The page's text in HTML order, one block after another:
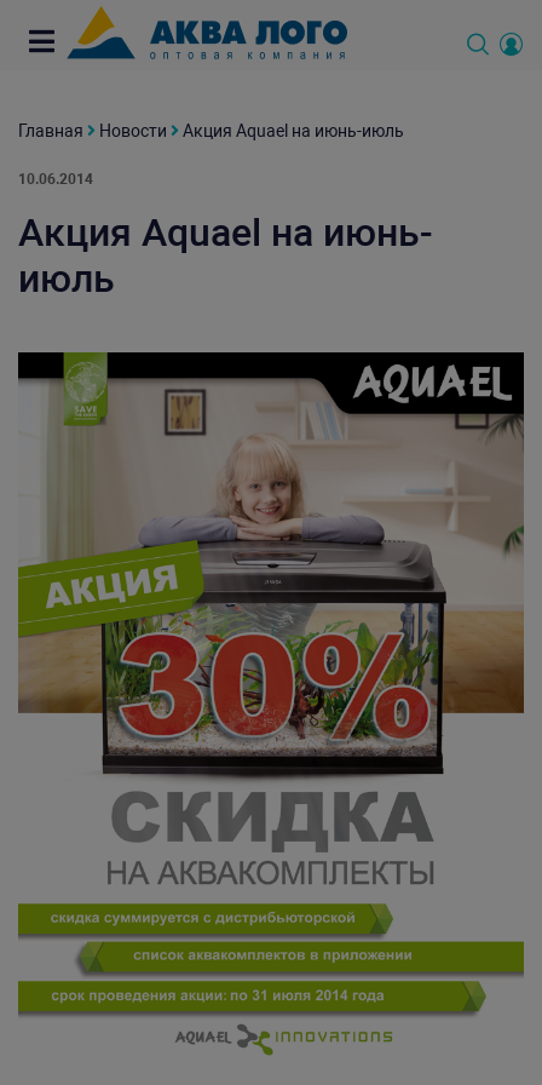
Главная Новости Акция Aquael на июнь-июль
10.06.2014
Акция Aquael на июнь-
июль